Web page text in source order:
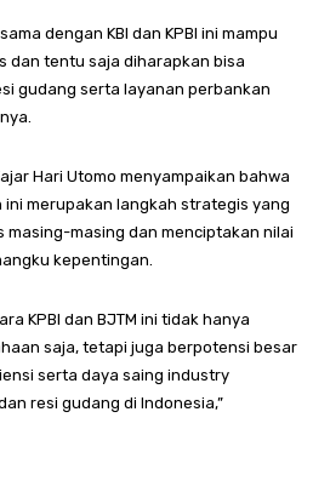
dengan KBI dan KPBI ini mampu
dan tentu saja diharapkan bisa
gudang serta layanan perbankan
Hari Utomo menyampaikan bahwa
merupakan langkah strategis yang
masing dan menciptakan nilai
kepentingan.
KPBI dan BJTM ini tidak hanya
saja, tetapi juga berpotensi besar
serta daya saing industry
resi gudang di Indonesia,”